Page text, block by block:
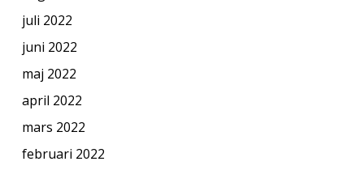
juli 2022
juni 2022
maj 2022
april 2022
mars 2022
februari 2022